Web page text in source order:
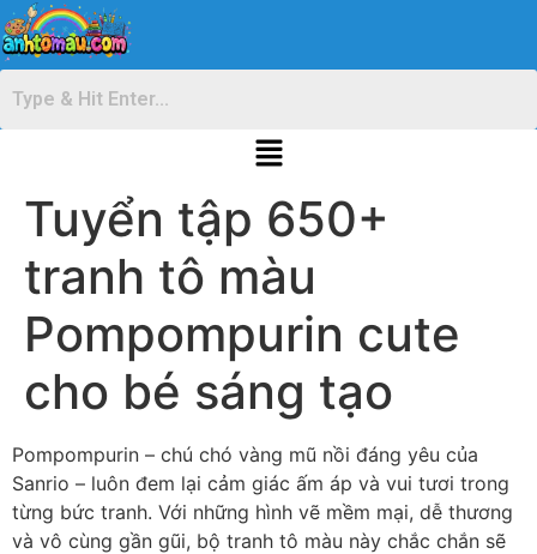
Tuyển tập 650+
tranh tô màu
Pompompurin cute
cho bé sáng tạo
Pompompurin – chú chó vàng mũ nồi đáng yêu của
Sanrio – luôn đem lại cảm giác ấm áp và vui tươi trong
từng bức tranh. Với những hình vẽ mềm mại, dễ thương
và vô cùng gần gũi, bộ tranh tô màu này chắc chắn sẽ